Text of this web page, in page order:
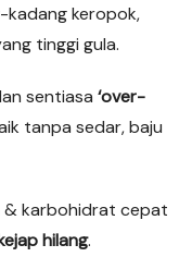
kadang keropok,
tinggi gula.
sentiasa‘over-
tanpa sedar, baju
& karbohidrat cepat
hilang.